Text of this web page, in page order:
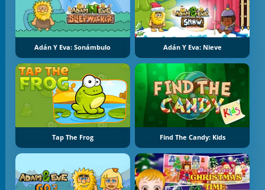
Adán Y Eva: Sonámbulo Adán Y Eva: Nieve
Tap The Frog Find The Candy: Kids